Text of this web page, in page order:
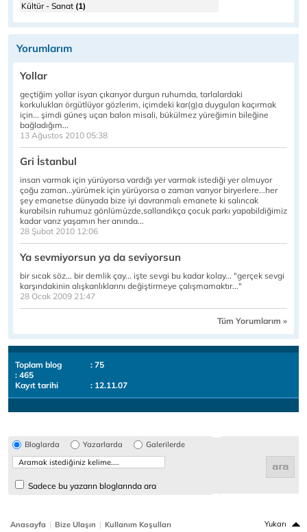
Kültür - Sanat (1)
Yorumlarım
Yollar
geçtiğim yollar isyan çıkarıyor durgun ruhumda, tarlalardaki
korkulukları örgütlüyor gözlerim, içimdeki kar(g)a duyguları kaçırmak
için... şimdi güneş uçan balon misali, bükülmez yüreğimin bileğine
bağladığım...
13 Ağustos 2010 05:38
Gri İstanbul
insan varmak için yürüyorsa vardığı yer varmak istediği yer olmuyor
çoğu zaman...yürümek için yürüyorsa o zaman varıyor biryerlere...her
şey emanetse dünyada bize iyi davranmalı emanete ki salıncak
kurabilsin ruhumuz gönlümüzde,sallandıkça çocuk parkı yapabildiğimiz
kadar varız yaşamın her anında...
28 Şubat 2010 12:06
Ya sevmiyorsun ya da seviyorsun
bir sıcak söz... bir demlik çay... işte sevgi bu kadar kolay... "gerçek sevgi
karşındakinin alışkanlıklarını değiştirmeye çalışmamaktır..."
28 Ocak 2009 21:47
Tüm Yorumlarım »
Toplam blog
: 75
: 465
Kayıt tarihi
: 12.11.07
Bloglarda Yazarlarda Galerilerde
Sadece bu yazarın bloglarında ara
Anasayfa | Bize Ulaşın | Kullanım Koşulları Yukarı